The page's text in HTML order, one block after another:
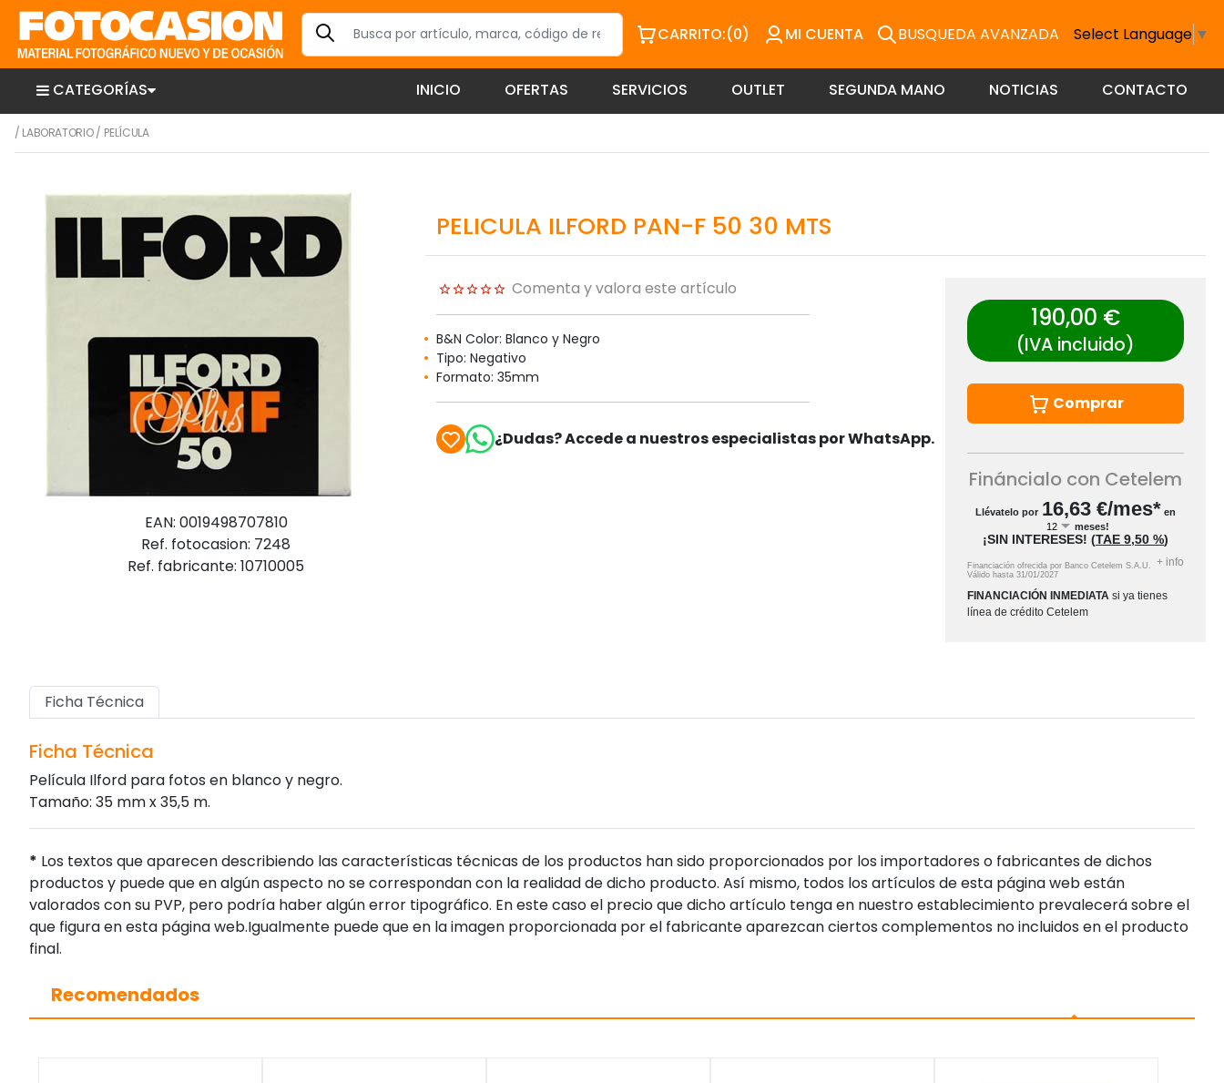
CARRITO:(0) MI CUENTA BUSQUEDA AVANZADA Select Language ▼
CATEGORÍAS INICIO OFERTAS SERVICIOS OUTLET SEGUNDA MANO NOTICIAS CONTACTO
/ LABORATORIO/ PELÍCULA
EAN: 0019498707810
Ref. fotocasion: 7248
Ref. fabricante: 10710005
PELICULA ILFORD PAN-F 50 30 MTS
Comenta y valora este artículo
B&N Color: Blanco y Negro
Tipo: Negativo
Formato: 35mm
¿Dudas? Accede a nuestros especialistas por WhatsApp.
190,00 €
(IVA incluido)
Comprar
Fináncialo con Cetelem
Llévatelo por 16,63 €/mes* en
meses!
¡SIN INTERESES!(TAE9,50 %)
Financiación ofrecida por Banco Cetelem S.A.U.
Válido hasta31/01/2027
+ info
FINANCIACIÓN INMEDIATA si ya tienes
línea de crédito Cetelem
Ficha Técnica
Ficha Técnica
Película Ilford para fotos en blanco y negro.
Tamaño: 35 mm x 35,5 m.
* Los textos que aparecen describiendo las características técnicas de los productos han sido proporcionados por los importadores o fabricantes de dichos
productos y puede que en algún aspecto no se correspondan con la realidad de dicho producto. Así mismo, todos los artículos de esta página web están
valorados con su PVP, pero podría haber algún error tipográfico. En este caso el precio que dicho artículo tenga en nuestro establecimiento prevalecerá sobre el
que figura en esta página web.Igualmente puede que en la imagen proporcionada por el fabricante aparezcan ciertos complementos no incluidos en el producto
final.
Recomendados